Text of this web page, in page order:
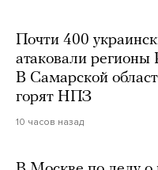
Почти 400
атаковали
В Самарской
горят НПЗ
10 часов назад